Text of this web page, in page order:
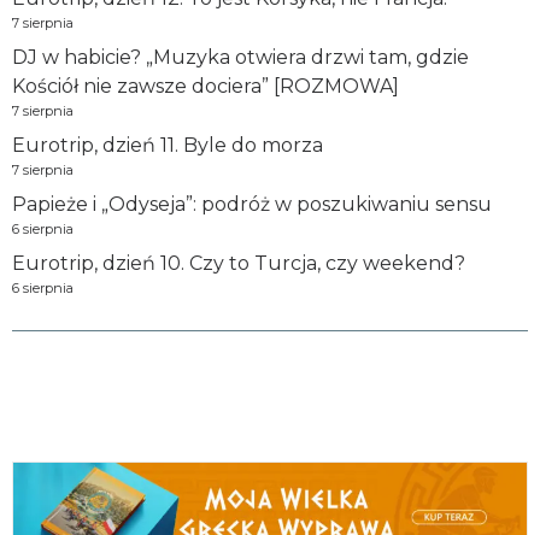
7 sierpnia
DJ w habicie? „Muzyka otwiera drzwi tam, gdzie
Kościół nie zawsze dociera” [ROZMOWA]
7 sierpnia
Eurotrip, dzień 11. Byle do morza
7 sierpnia
Papieże i „Odyseja”: podróż w poszukiwaniu sensu
6 sierpnia
Eurotrip, dzień 10. Czy to Turcja, czy weekend?
6 sierpnia